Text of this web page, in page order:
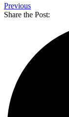
Previous
Share the Post: